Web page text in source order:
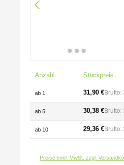
Anzahl Stückpreis
ab 1 31,90 €Brutto:
ab 5 30,38 €Brutto:
ab 10 29,36 €Brutto:
Preise exkl. MwSt. zzgl.